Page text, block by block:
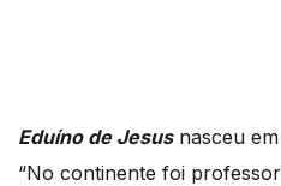
Eduíno de Jesusnasceu
“No continente foi